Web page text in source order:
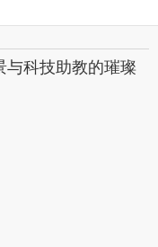
与科技助教的璀璨